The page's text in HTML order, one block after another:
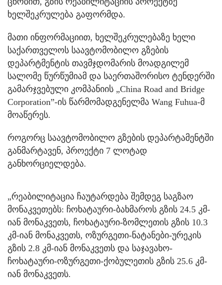
ხელშეკრულება გაფორმდა.
მათი ინფორმაციით, ხელშეკრულებაზე ხელი
საქართველოს საავტომობილო გზების
დეპარტმენტის თავმჯდომარის მოადგილემ
სალომე წურწუმიამ და საერთაშორისო ტენდერში
გამარჯვებული კომპანიის „China Road and Bridge
Corporation”-ის წარმომადგენელმა Wang Fuhua-მ
მოაწერეს.
როგორც საავტომობილო გზების დეპარტამენტში
განმარტავენ, პროექტი 7 ლოტად
განხორციელდება.
„რეაბილიტაცია ჩაუტარდება შემდეგ საგზაო
მონაკვეთებს: ჩოხატაური-ბახმაროს გზის 24.5 კმ-
იან მონაკვეთს, ჩოხატაური-ზომლეთის გზის 10.3
კმ-იან მონაკვეთს, ოზურგეთი-ნატანები-ურეკის
გზის 2.8 კმ-იან მონაკვეთს და საჯავახო-
ჩოხატაური-ოზურგეთი-ქობულეთის გზის 25.6 კმ-
იან მონაკვეთს.